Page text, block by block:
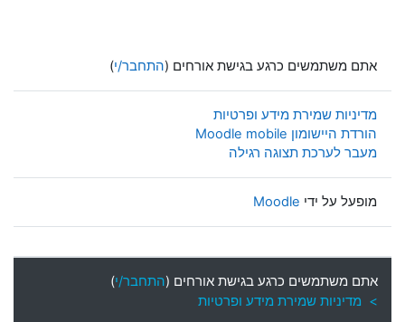
אתם משתמשים כרגע בגישת אורחים (התחבר/י)
מדיניות שמירת מידע ופרטיות
הורדת היישומון Moodle mobile
מעבר לערכת תצוגה רגילה
מופעל על ידי Moodle
אתם משתמשים כרגע בגישת אורחים (התחבר/י)
> מדיניות שמירת מידע ופרטיות